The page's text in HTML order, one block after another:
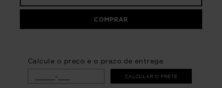
COMPRAR
Calcule o preço e o prazo de entrega
CALCULAR O FRETE